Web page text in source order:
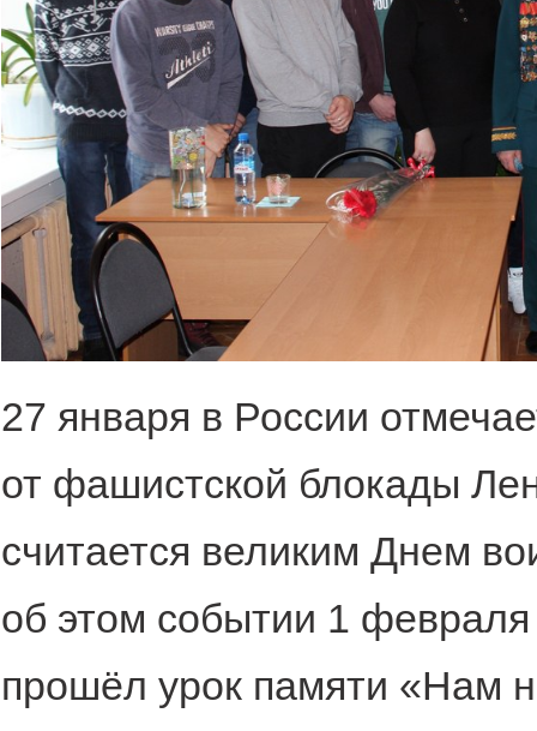
27 января в России
от фашистской блокады
считается великим Днем
об этом событии 1
прошёл урок памяти «Нам